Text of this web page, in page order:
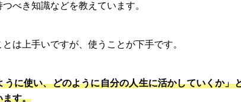
べき知識などを教えています。
は上手いですが、使うことが下手です。
に使い、どのように自分の人生に活かしていくか」
ます。